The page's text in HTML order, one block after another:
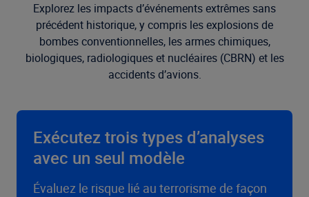
Explorez les impacts d’événements extrêmes sans
précédent historique, y compris les explosions de
bombes conventionnelles, les armes chimiques,
biologiques, radiologiques et nucléaires (CBRN) et les
accidents d’avions.
Exécutez trois types d’analyses
avec un seul modèle
Évaluez le risque lié au terrorisme de façon